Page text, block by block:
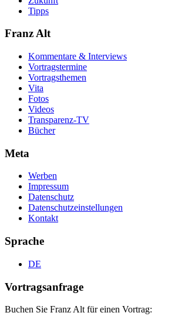
Tipps
Franz Alt
Kommentare & Interviews
Vortragstermine
Vortragsthemen
Vita
Fotos
Videos
Transparenz-TV
Bücher
Meta
Werben
Impressum
Datenschutz
Datenschutzeinstellungen
Kontakt
Sprache
DE
Vortragsanfrage
Buchen Sie Franz Alt für einen Vortrag: